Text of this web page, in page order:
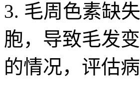
3. 毛周色素缺
胞，导致毛发
的情况，评估病